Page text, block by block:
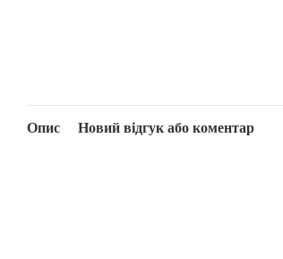
Опис Новий відгук або коментар